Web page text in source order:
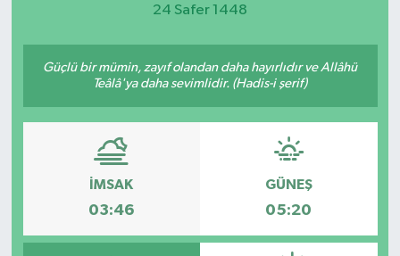
24 Safer 1448
Güçlü bir mümin, zayıf olandan daha hayırlıdır ve Allâhü
Teâlâ'ya daha sevimlidir. (Hadis-i şerif)
İMSAK
03:46
GÜNEŞ
05:20